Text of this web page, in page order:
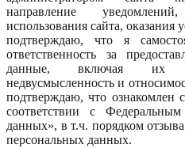
направление
использования сайта,
подтверждаю, что я
ответственность за
данные, включая их
недвусмысленность и
подтверждаю, что ознакомлен
соответствии с
данных», в т.ч. порядком
персональных данных.